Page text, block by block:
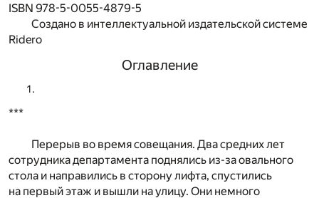
ISBN 978-5-0055-4879-5
Создано в интеллектуальной издательской системе
Ridero
Оглавление
***
Перерыв во время совещания. Два средних лет
сотрудника департамента поднялись из-за овального
стола и направились в сторону лифта, спустились
на первый этаж и вышли на улицу. Они немного